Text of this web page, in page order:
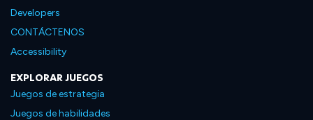
Developers
CONTÁCTENOS
Accessibility
EXPLORAR JUEGOS
Juegos de estrategia
Juegos de habilidades